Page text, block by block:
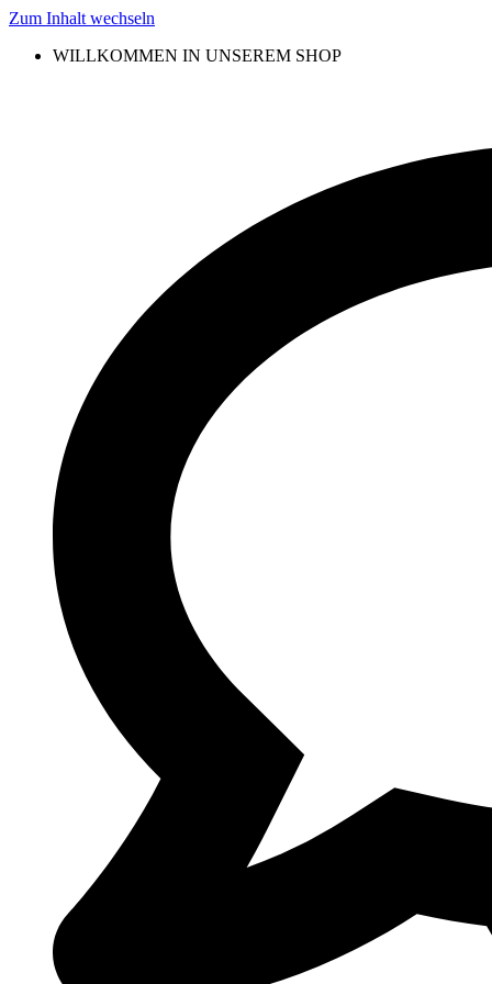
Zum Inhalt wechseln
WILLKOMMEN IN UNSEREM SHOP